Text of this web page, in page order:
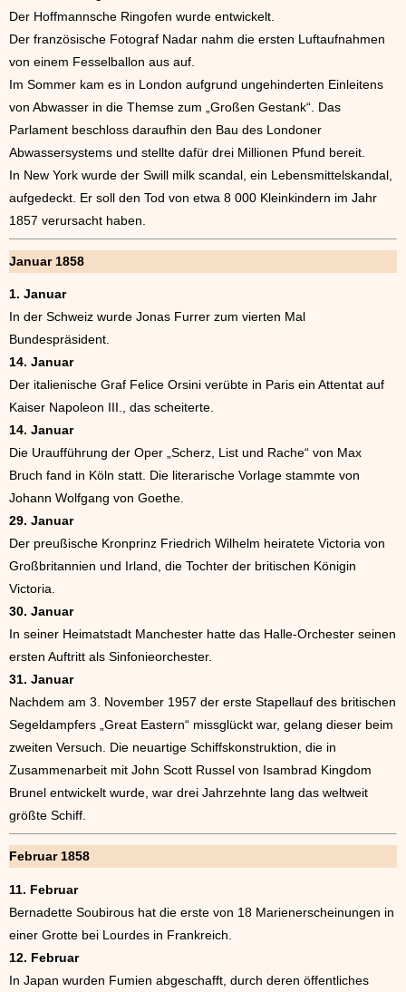
Der Hoffmannsche Ringofen wurde entwickelt.
Der französische Fotograf Nadar nahm die ersten Luftaufnahmen
von einem Fesselballon aus auf.
Im Sommer kam es in London aufgrund ungehinderten Einleitens
von Abwasser in die Themse zum „Großen Gestank“. Das
Parlament beschloss daraufhin den Bau des Londoner
Abwassersystems und stellte dafür drei Millionen Pfund bereit.
In New York wurde der Swill milk scandal, ein Lebensmittelskandal,
aufgedeckt. Er soll den Tod von etwa 8 000 Kleinkindern im Jahr
1857 verursacht haben.
Januar 1858
1. Januar
In der Schweiz wurde Jonas Furrer zum vierten Mal
Bundespräsident.
14. Januar
Der italienische Graf Felice Orsini verübte in Paris ein Attentat auf
Kaiser Napoleon III., das scheiterte.
14. Januar
Die Uraufführung der Oper „Scherz, List und Rache“ von Max
Bruch fand in Köln statt. Die literarische Vorlage stammte von
Johann Wolfgang von Goethe.
29. Januar
Der preußische Kronprinz Friedrich Wilhelm heiratete Victoria von
Großbritannien und Irland, die Tochter der britischen Königin
Victoria.
30. Januar
In seiner Heimatstadt Manchester hatte das Halle-Orchester seinen
ersten Auftritt als Sinfonieorchester.
31. Januar
Nachdem am 3. November 1957 der erste Stapellauf des britischen
Segeldampfers „Great Eastern“ missglückt war, gelang dieser beim
zweiten Versuch. Die neuartige Schiffskonstruktion, die in
Zusammenarbeit mit John Scott Russel von Isambrad Kingdom
Brunel entwickelt wurde, war drei Jahrzehnte lang das weltweit
größte Schiff.
Februar 1858
11. Februar
Bernadette Soubirous hat die erste von 18 Marienerscheinungen in
einer Grotte bei Lourdes in Frankreich.
12. Februar
In Japan wurden Fumien abgeschafft, durch deren öffentliches